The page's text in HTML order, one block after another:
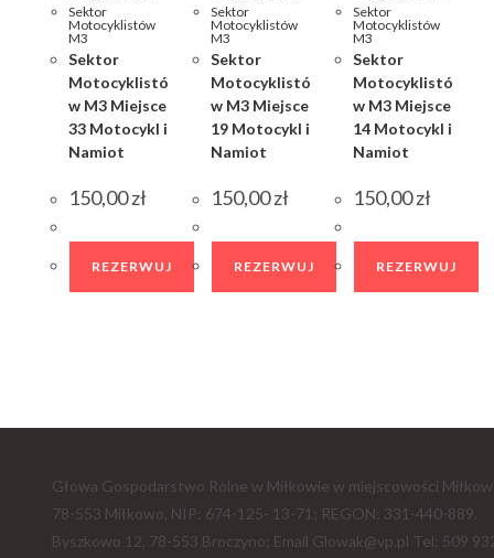
Sektor
Motocyklistów
M3
Sektor
Motocyklistó
w M3 Miejsce
33 Motocykl i
Namiot
150,00zł
REZERWUJ
Sektor
Motocyklistów
M3
Sektor
Motocyklistó
w M3 Miejsce
19 Motocykl i
Namiot
150,00zł
REZERWUJ
Sektor
Motocyklistów
M3
Sektor
Motocyklistó
w M3 Miejsce
14 Motocykl i
Namiot
150,00zł
REZERWUJ
Głowa Gospodarstwo Rolne w Miłkowie w miejscowości
78-553 Miłkowo, NIP: 674-125- 13-71; REGON: 331-440-889.
Byszkowo 12, 78-553 Broczyno; Email Glowak@vp.pl Tel: 509